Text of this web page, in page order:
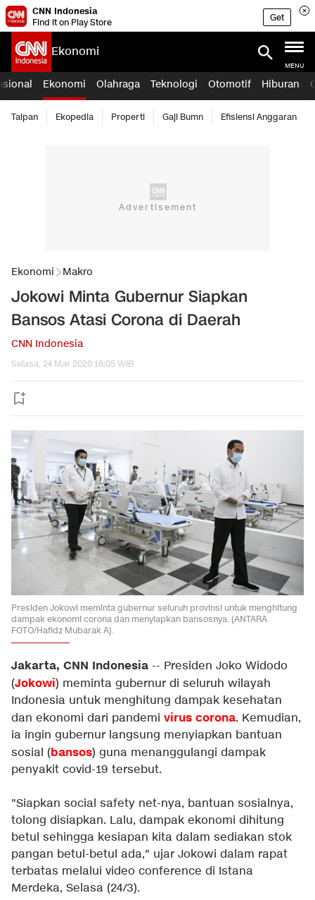
CNN Indonesia
Find it on Play Store
Get
Ekonomi
MENU
Ekonomi Olahraga Teknologi Otomotif Hiburan
Taipan Ekopedia Properti Gaji Bumn Efisiensi Anggaran
Ekonomi Makro
Jokowi Minta Gubernur Siapkan
Bansos Atasi Corona di Daerah
CNN Indonesia
Selasa, 24 Mar 2020 16:05 WIB
Presiden Jokowi meminta gubernur seluruh provinsi untuk menghitung
dampak ekonomi corona dan menyiapkan bansosnya. (ANTARA
FOTO/Hafidz Mubarak A).
Jakarta, CNN Indonesia -- Presiden Joko Widodo
(Jokowi) meminta gubernur di seluruh wilayah
Indonesia untuk menghitung dampak kesehatan
dan ekonomi dari pandemi virus corona. Kemudian,
ia ingin gubernur langsung menyiapkan bantuan
sosial (bansos) guna menanggulangi dampak
penyakit covid-19 tersebut.
"Siapkan social safety net-nya, bantuan sosialnya,
tolong disiapkan. Lalu, dampak ekonomi dihitung
betul sehingga kesiapan kita dalam sediakan stok
pangan betul-betul ada," ujar Jokowi dalam rapat
terbatas melalui video conference di Istana
Merdeka, Selasa (24/3).